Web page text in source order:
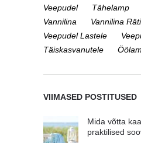
Veepudel
Tähelamp
Vannilina
Vannilina
Veepudel Lastele
Täiskasvanutele
VIIMASED POSTITUSED
Mida võtta
praktilised